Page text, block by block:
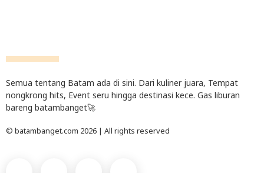
Semua tentang Batam ada di sini. Dari kuliner juara, Tempat
nongkrong hits, Event seru hingga destinasi kece. Gas liburan
bareng batambanget🚀
© batambanget.com 2026 | All rights reserved